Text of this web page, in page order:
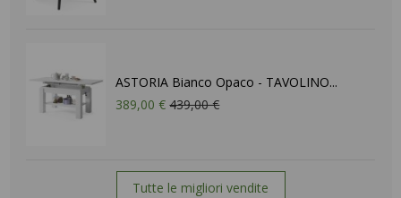
ASTORIA Bianco Opaco - TAVOLINO...
389,00 € 439,00 €
Tutte le migliori vendite